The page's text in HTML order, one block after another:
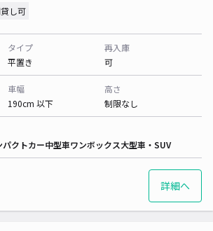
し可
タイプ
平置き
再入庫
可
車幅
190cm 以下
高さ
制限なし
パクトカー中型車ワンボックス大型車・SUV
詳細へ